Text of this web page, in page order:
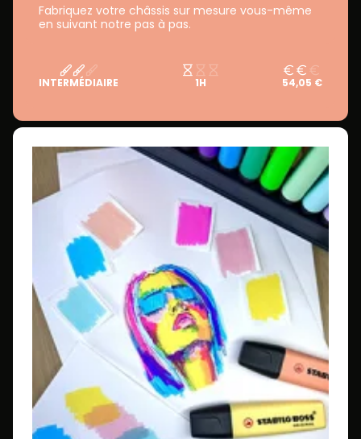
Fabriquez votre châssis sur mesure vous-même
en suivant notre pas à pas.
INTERMÉDIAIRE 1H 54,05 €